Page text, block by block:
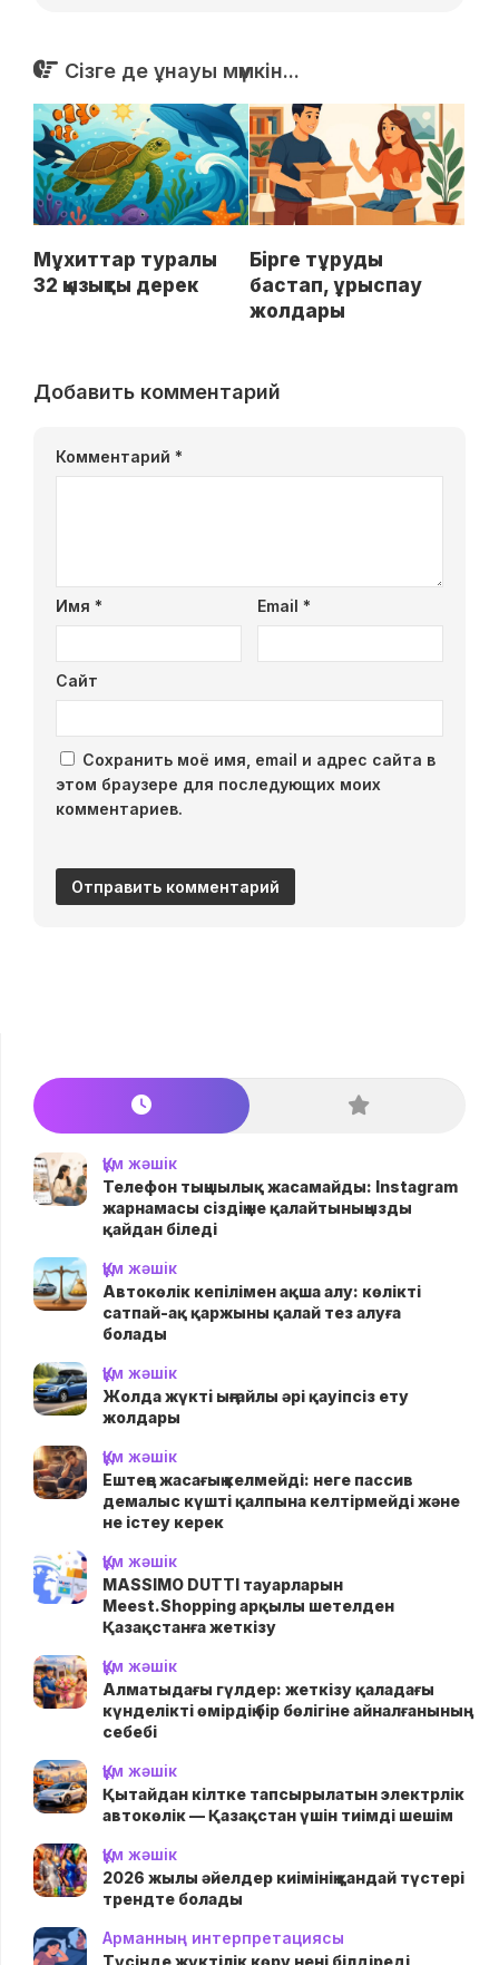
Сізге де ұнауы мүмкін...
Мұхиттар туралы
32 қызықты дерек
Бірге тұруды
бастап, ұрыспау
жолдары
Добавить комментарий
Комментарий *
Имя * Email *
Сайт
Сохранить моё имя, email и адрес сайта в
этом браузере для последующих моих
комментариев.
Құм жәшік
Телефон тыңшылық жасамайды: Instagram
жарнамасы сіздің не қалайтыныңызды
қайдан біледі
Құм жәшік
Автокөлік кепілімен ақша алу: көлікті
сатпай-ақ қаржыны қалай тез алуға
болады
Құм жәшік
Жолда жүктi ыңғайлы әрі қауіпсіз ету
жолдары
Құм жәшік
Ештеңе жасағың келмейді: неге пассив
демалыс күшті қалпына келтірмейді және
не істеу керек
Құм жәшік
MASSIMO DUTTI тауарларын
Meest.Shopping арқылы шетелден
Қазақстанға жеткізу
Құм жәшік
Алматыдағы гүлдер: жеткізу қаладағы
күнделікті өмірдің бір бөлігіне айналғанының
себебі
Құм жәшік
Қытайдан кілтке тапсырылатын электрлік
автокөлік — Қазақстан үшін тиімді шешім
Құм жәшік
2026 жылы әйелдер киімінің қандай түстері
трендте болады
Арманның интерпретациясы
Түсінде жүктілік көру нені білдіреді